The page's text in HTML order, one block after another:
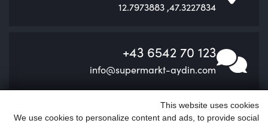
This website uses cookies
We use cookies to personalize content and ads, to provide social
47.3227834, 12.7973883
+43 6542 70 123
info@supermarkt-aydin.com